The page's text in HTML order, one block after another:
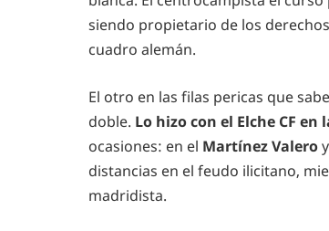
siendo propietario de los
cuadro alemán.
El otro en las filas pericas que
doble. Lo hizo con el Elche CF en
ocasiones: en el Martínez Valero
distancias en el feudo ilicitano,
madridista.